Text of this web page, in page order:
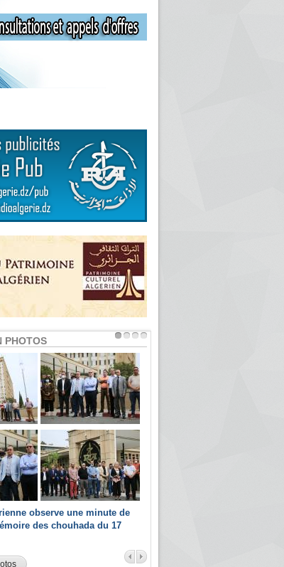
PHOTOS
observe une minute de
des chouhada du 17